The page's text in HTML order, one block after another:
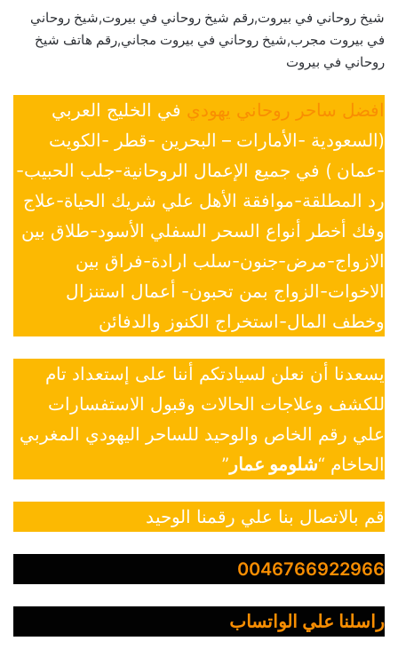
شيخ روحاني في بيروت,رقم شيخ روحاني في بيروت,شيخ روحاني
في بيروت مجرب,شيخ روحاني في بيروت مجاني,رقم هاتف شيخ
روحاني في بيروت
افضل ساحر روحاني يهودي في الخليج العربي
(السعودية -الأمارات – البحرين -قطر -الكويت
-عمان ) في جميع الإعمال الروحانية-جلب الحبيب-
رد المطلقة-موافقة الأهل علي شريك الحياة-علاج
وفك أخطر أنواع السحر السفلي الأسود-طلاق بين
الازواج-مرض-جنون-سلب ارادة-فراق بين
الاخوات-الزواج بمن تحبون- أعمال استنزال
وخطف المال-استخراج الكنوز والدفائن
يسعدنا أن نعلن لسيادتكم أننا على إستعداد تام
للكشف وعلاجات الحالات وقبول الاستفسارات
علي رقم الخاص والوحيد للساحر اليهودي المغربي
الحاخام “شلومو عمار ”
قم بالاتصال بنا علي رقمنا الوحيد
0046766922966
راسلنا علي الواتساب